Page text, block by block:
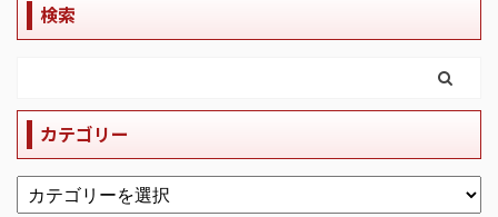
検索
カテゴリー